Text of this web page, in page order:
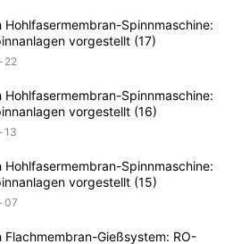
Hohlfasermembran-Spinnmaschine:
vorgestellt (17)
22
Hohlfasermembran-Spinnmaschine:
vorgestellt (16)
13
Hohlfasermembran-Spinnmaschine:
vorgestellt (15)
07
Flachmembran-Gießsystem: RO-